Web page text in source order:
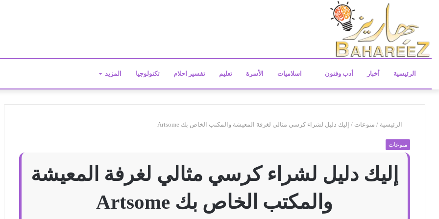
الرئيسية أخبار أدب وفنون اسلاميات الأسرة تعليم تفسير احلام تكنولوجيا المزيد
الرئيسية / منوعات / إليك دليل لشراء كرسي مثالي لغرفة المعيشة والمكتب الخاص بك Artsome
منوعات
إليك دليل لشراء كرسي مثالي لغرفة المعيشة
والمكتب الخاص بك Artsome